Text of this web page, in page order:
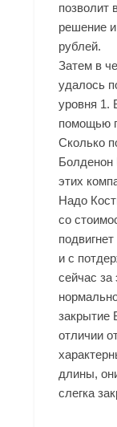
позволит
решение
рублей.
Затем в
удалось
уровня 1.
помощью
Сколько
Болденон
этих
Надо
со
и с
сейчас за
закрытие
отличии
длины,
слегка